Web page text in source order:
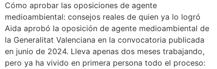
Cómo aprobar las oposiciones de agente
medioambiental: consejos reales de quien ya lo logró
Aida aprobó la oposición de agente medioambiental de
la Generalitat Valenciana en la convocatoria publicada
en junio de 2024. Lleva apenas dos meses trabajando,
pero ya ha vivido en primera persona todo el proceso: